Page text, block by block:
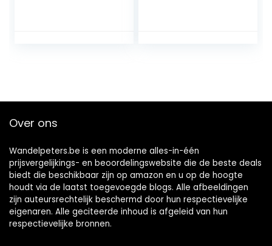
Over ons
Wandelpeters.be is een moderne alles-in-één
prijsvergelijkings- en beoordelingswebsite die de beste deals
biedt die beschikbaar zijn op amazon en u op de hoogte
houdt via de laatst toegevoegde blogs. Alle afbeeldingen
zijn auteursrechtelijk beschermd door hun respectievelijke
eigenaren. Alle geciteerde inhoud is afgeleid van hun
respectievelijke bronnen.